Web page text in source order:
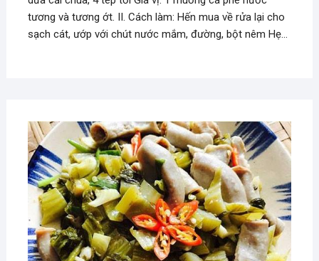
tương và tương ớt. II. Cách làm: Hến mua về rửa lại cho
sạch cát, ướp với chút nước mắm, đường, bột nêm Hẹ…